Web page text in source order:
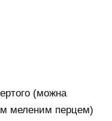
(можна
меленим перцем)